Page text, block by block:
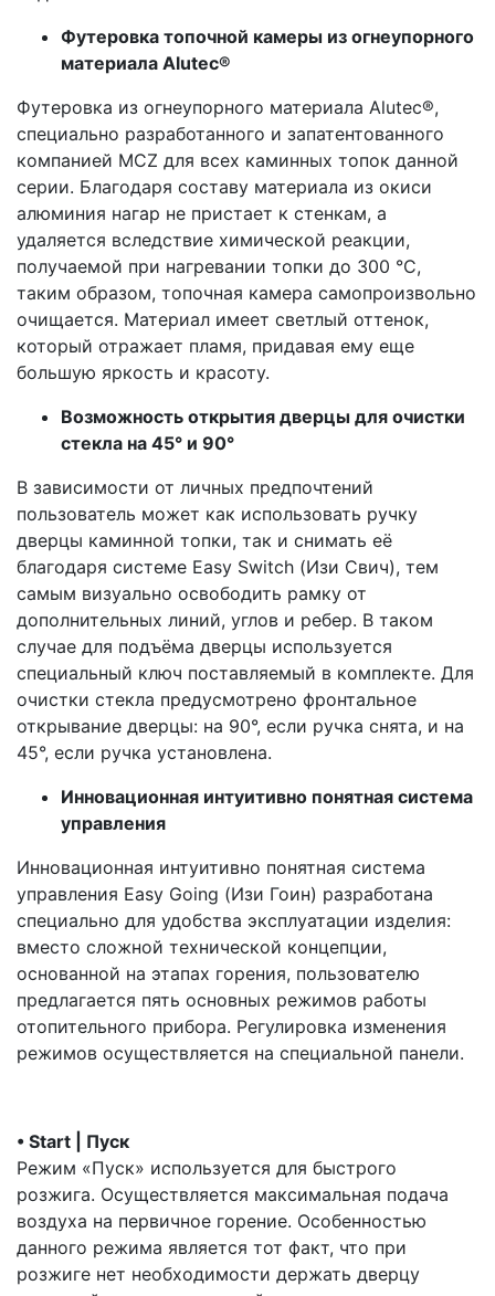
Футеровка топочной камеры из огнеупорного
материала Alutec®
Футеровка из огнеупорного материала Alutec®,
специально разработанного и запатентованного
компанией MCZ для всех каминных топок данной
серии. Благодаря составу материала из окиси
алюминия нагар не пристает к стенкам, а
удаляется вследствие химической реакции,
получаемой при нагревании топки до 300 °C,
таким образом, топочная камера самопроизвольно
очищается. Материал имеет светлый оттенок,
который отражает пламя, придавая ему еще
большую яркость и красоту.
Возможность открытия дверцы для очистки
стекла на 45° и 90°
В зависимости от личных предпочтений
пользователь может как использовать ручку
дверцы каминной топки, так и снимать её
благодаря системе Easy Switch (Изи Свич), тем
самым визуально освободить рамку от
дополнительных линий, углов и ребер. В таком
случае для подъёма дверцы используется
специальный ключ поставляемый в комплекте. Для
очистки стекла предусмотрено фронтальное
открывание дверцы: на 90°, если ручка снята, и на
45°, если ручка установлена.
Инновационная интуитивно понятная система
управления
Инновационная интуитивно понятная система
управления Easy Going (Изи Гоин) разработана
специально для удобства эксплуатации изделия:
вместо сложной технической концепции,
основанной на этапах горения, пользователю
предлагается пять основных режимов работы
отопительного прибора. Регулировка изменения
режимов осуществляется на специальной панели.
• Start | Пуск
Режим «Пуск» используется для быстрого
розжига. Осуществляется максимальная подача
воздуха на первичное горение. Особенностью
данного режима является тот факт, что при
розжиге нет необходимости держать дверцу